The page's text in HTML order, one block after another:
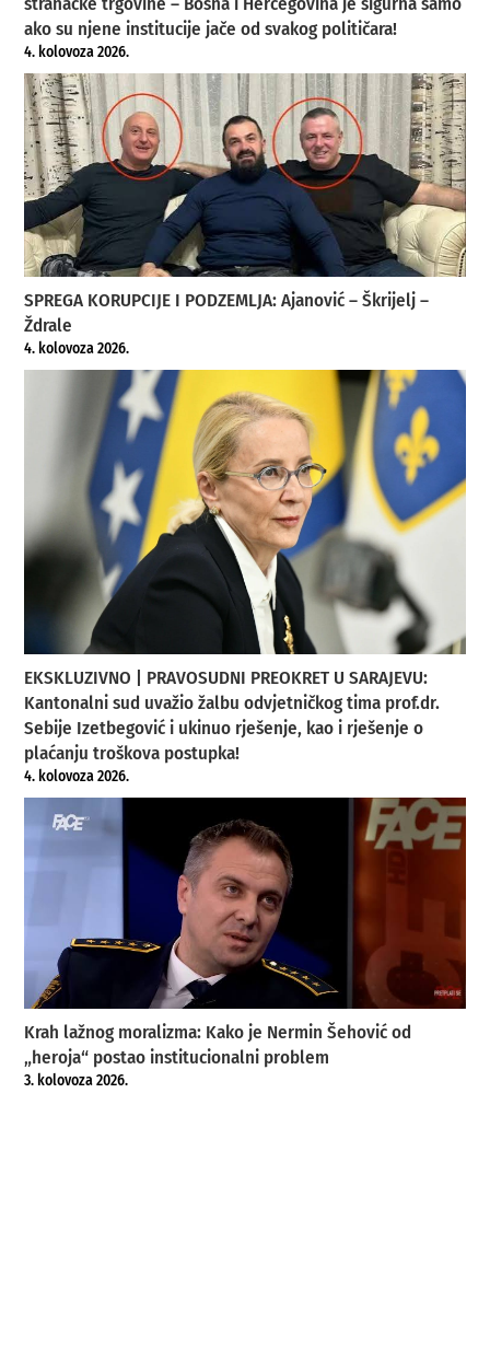
ako su njene institucije jače od svakog političara!
4. kolovoza 2026.
SPREGA KORUPCIJE I PODZEMLJA: Ajanović – Škrijelj –
Ždrale
4. kolovoza 2026.
EKSKLUZIVNO | PRAVOSUDNI PREOKRET U SARAJEVU:
Kantonalni sud uvažio žalbu odvjetničkog tima prof.dr.
Sebije Izetbegović i ukinuo rješenje, kao i rješenje o
plaćanju troškova postupka!
4. kolovoza 2026.
Krah lažnog moralizma: Kako je Nermin Šehović od
„heroja“ postao institucionalni problem
3. kolovoza 2026.